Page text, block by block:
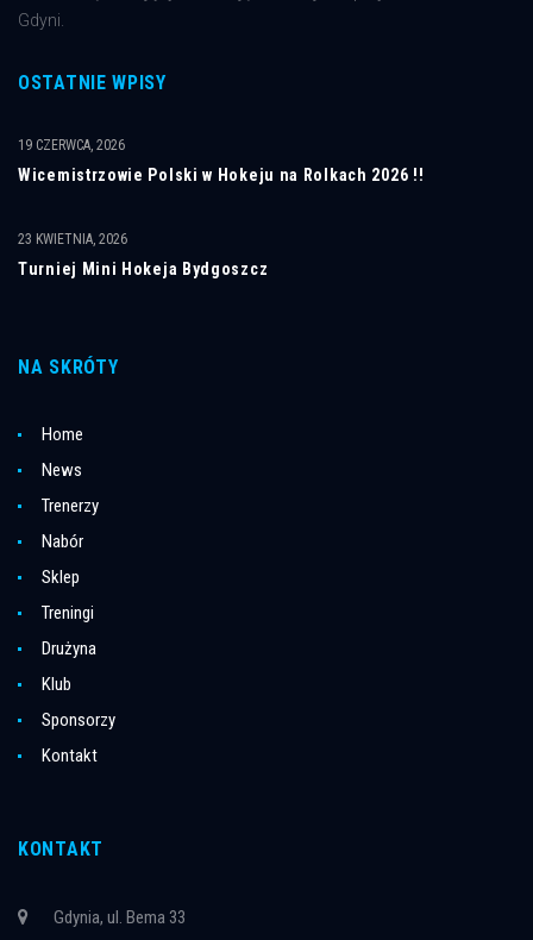
Gdyni.
OSTATNIE WPISY
Wicemistrzowie Polski w Hokeju na Rolkach 2026 !!
19 CZERWCA, 2026
Turniej Mini Hokeja Bydgoszcz
23 KWIETNIA, 2026
NA SKRÓTY
Home
News
Trenerzy
Nabór
Sklep
Treningi
Drużyna
Klub
Sponsorzy
Kontakt
KONTAKT
Gdynia, ul. Bema 33